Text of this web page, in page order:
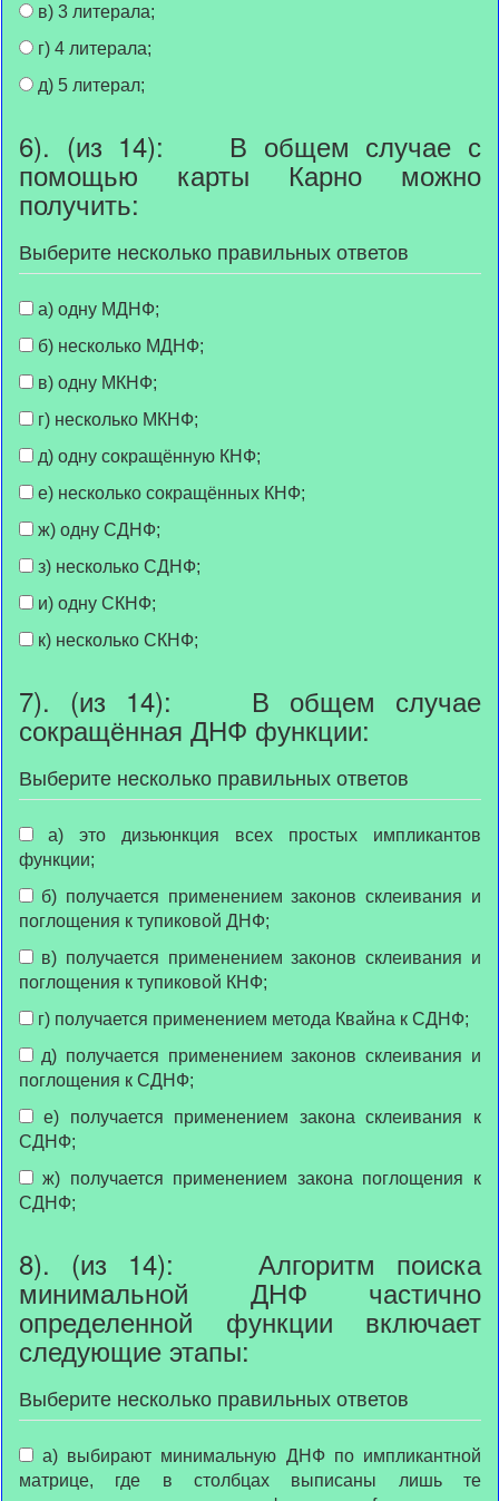
в) 3 литерала;
г) 4 литерала;
д) 5 литерал;
6). (из 14): В общем случае с
помощью карты Карно можно
получить:
Выберите несколько правильных ответов
а) одну МДНФ;
б) несколько МДНФ;
в) одну МКНФ;
г) несколько МКНФ;
д) одну сокращённую КНФ;
е) несколько сокращённых КНФ;
ж) одну СДНФ;
з) несколько СДНФ;
и) одну СКНФ;
к) несколько СКНФ;
7). (из 14): В общем случае
сокращённая ДНФ функции:
Выберите несколько правильных ответов
функции;
поглощения к тупиковой ДНФ;
поглощения к тупиковой КНФ;
г) получается применением метода Квайна к СДНФ;
поглощения к СДНФ;
СДНФ;
СДНФ;
8). (из 14): Алгоритм поиска
минимальной ДНФ частично
определенной функции включает
следующие этапы:
Выберите несколько правильных ответов
матрице, где в столбцах выписаны лишь те